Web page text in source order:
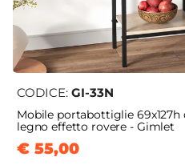
CODICE: GI-33N
Mobile portabottiglie
legno effetto rovere - Gimlet
€ 55,00